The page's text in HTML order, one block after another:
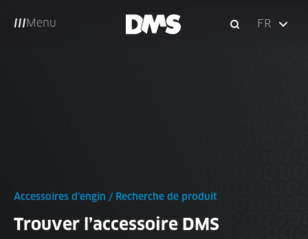
Menu FR
Accessoires d’engin / Recherche de produit
Trouver l’accessoire DMS